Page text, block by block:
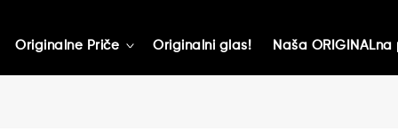
Originalne Priče toggle
Originalni glas! Naša